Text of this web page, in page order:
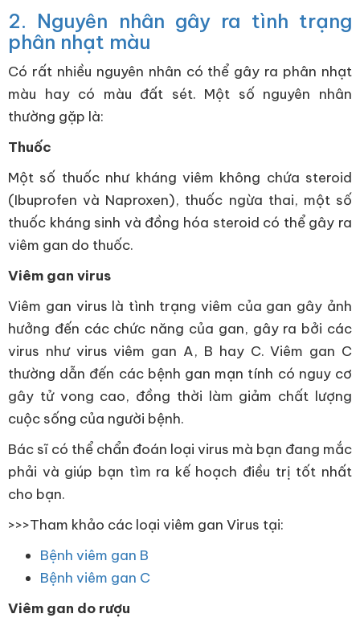
2. Nguyên nhân gây ra tình trạng
phân nhạt màu
Có rất nhiều nguyên nhân có thể gây ra phân nhạt
màu hay có màu đất sét. Một số nguyên nhân
thường gặp là:
Thuốc
Một số thuốc như kháng viêm không chứa steroid
(Ibuprofen và Naproxen), thuốc ngừa thai, một số
thuốc kháng sinh và đồng hóa steroid có thể gây ra
viêm gan do thuốc.
Viêm gan virus
Viêm gan virus là tình trạng viêm của gan gây ảnh
hưởng đến các chức năng của gan, gây ra bởi các
virus như virus viêm gan A, B hay C. Viêm gan C
thường dẫn đến các bệnh gan mạn tính có nguy cơ
gây tử vong cao, đồng thời làm giảm chất lượng
cuộc sống của người bệnh.
Bác sĩ có thể chẩn đoán loại virus mà bạn đang mắc
phải và giúp bạn tìm ra kế hoạch điều trị tốt nhất
cho bạn.
>>>Tham khảo các loại viêm gan Virus tại:
Bệnh viêm gan B
Bệnh viêm gan C
Viêm gan do rượu